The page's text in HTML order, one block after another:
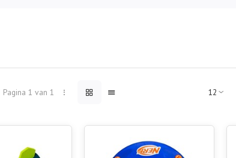
Pagina 1 van 1